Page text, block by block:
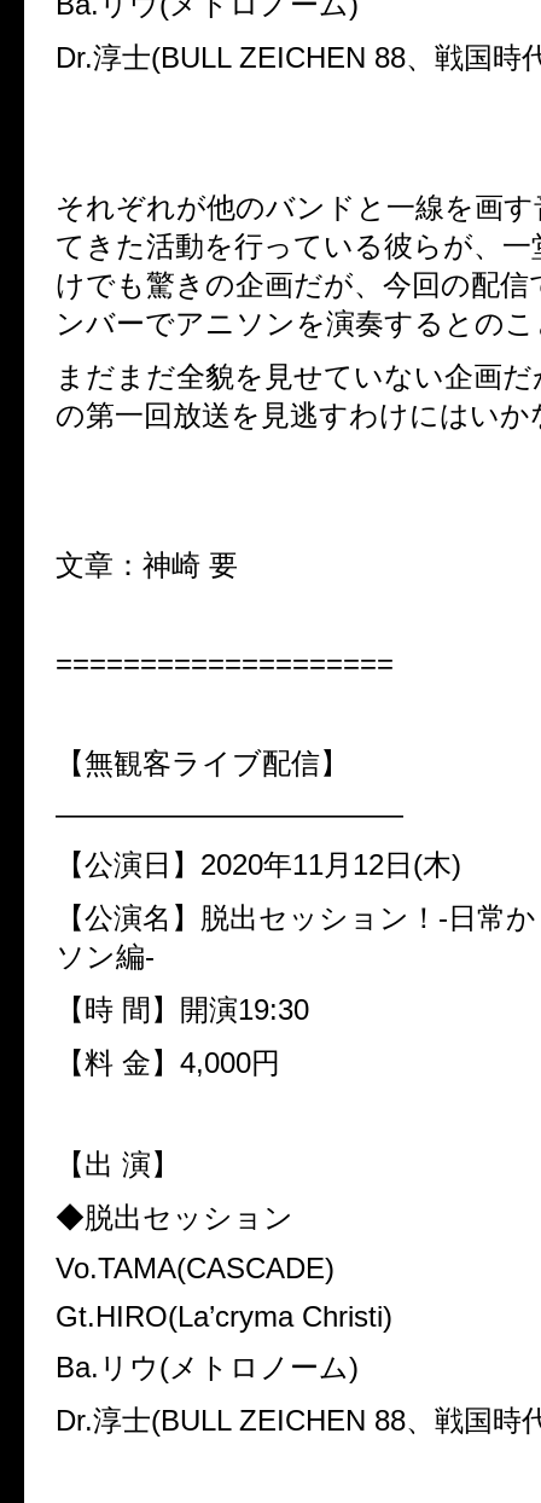
Dr.淳士(BULL ZEICHEN 88、戦国時
それぞれが他のバンドと一線を画
てきた活動を行っている彼らが、
けでも驚きの企画だが、 今回の配信
ンバーでアニソンを演奏するとの
まだまだ全貌を見せていない企画
の第一回放送を見逃すわけにはいか
文章：神崎 要
====================
【無観客ライブ配信】
————————————
【公演日】2020年11月12日(木)
【公演名】脱出セッション！-日常
ソン編-
【時 間】開演19:30
【料 金】4,000円
【出 演】
◆脱出セッション
Vo.TAMA(CASCADE)
Gt.HIRO(La’cryma Christi)
Ba.リウ(メトロノーム)
Dr.淳士(BULL ZEICHEN 88、戦国時